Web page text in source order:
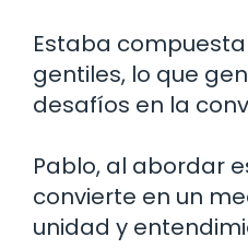
Estaba
gentiles, lo que
desafíos en la
Pablo, al abordar
convierte en un
unidad y